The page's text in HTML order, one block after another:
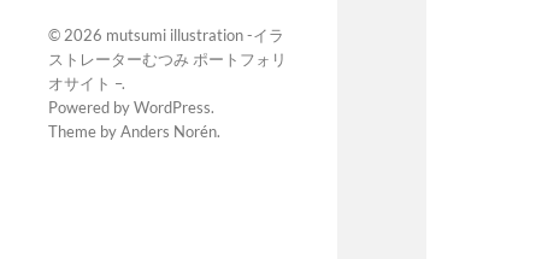
© 2026 mutsumi illustration -イラ
ストレーターむつみ ポートフォリ
オサイト –.
Powered byWordPress.
Theme byAnders Norén.